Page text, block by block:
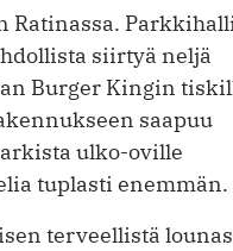
Ratinassa.
siirtyä neljä
Burger Kingin
saapuu
ulko-oville
tuplasti enemmän.
terveellistä